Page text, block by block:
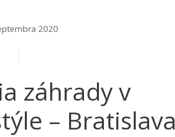
2020
záhrady v
– Bratislava